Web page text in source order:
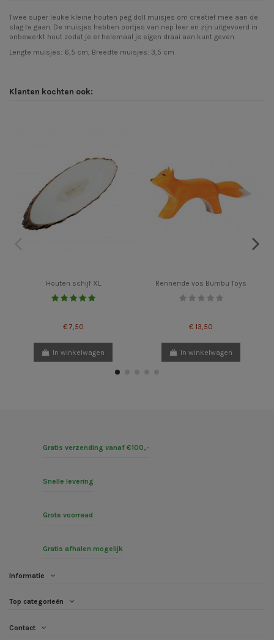
Twee super leuke kleine houten peg doll muisjes om creatief mee aan de
slag te gaan. De muisjes hebben oortjes van nep leer en zijn uitgevoerd in
onbewerkt hout zodat je er helemaal je eigen draai aan kunt geven.
Lengte muisjes: 6,5 cm, Breedte muisjes: 3,5 cm
Klanten kochten ook:
Houten schijf XL
€ 7,50
In winkelwagen
Rennende vos Bumbu Toys
€ 13,50
In winkelwagen
Gratis verzending vanaf €100,-
Snelle levering
Grote voorraad
Gratis afhalen mogelijk
Informatie
Top categorieën
Contact